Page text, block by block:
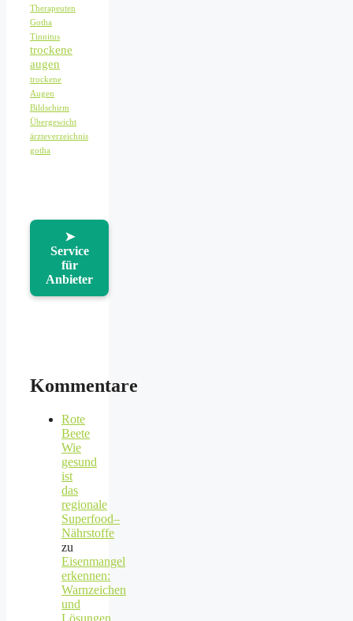
Therapeuten
Gotha
Tinnitus
trockene
augen
trockene
Augen
Bildschirm
Übergewicht
ärzteverzeichnis
gotha
➤
Service
für
Anbieter
Kommentare
Rote
Beete
Wie
gesund
ist
das
regionale
Superfood–
Nährstoffe
zu
Eisenmangel
erkennen:
Warnzeichen
und
Lösungen